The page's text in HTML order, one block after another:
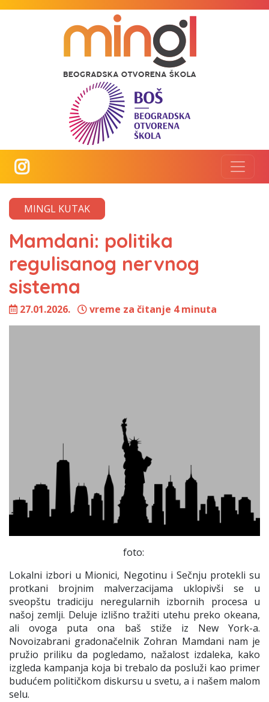
MINGL KUTAK
Mamdani: politika
regulisanog nervnog
sistema
27.01.2026. vreme za čitanje 4 minuta
foto:
Lokalni izbori u Mionici, Negotinu i Sečnju protekli su
protkani brojnim malverzacijama uklopivši se u
sveopštu tradiciju neregularnih izbornih procesa u
našoj zemlji. Deluje izlišno tražiti utehu preko okeana,
ali ovoga puta ona baš stiže iz New York-a.
Novoizabrani gradonačelnik Zohran Mamdani nam je
pružio priliku da pogledamo, nažalost izdaleka, kako
izgleda kampanja koja bi trebalo da posluži kao primer
budućem političkom diskursu u svetu, a i našem malom
selu.